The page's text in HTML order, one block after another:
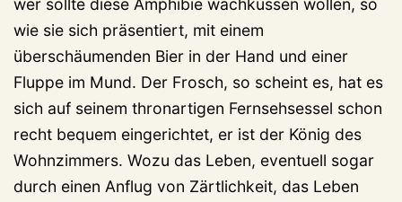
wer sollte diese Amphibie wachküssen wollen, so
wie sie sich präsentiert, mit einem
überschäumenden Bier in der Hand und einer
Fluppe im Mund. Der Frosch, so scheint es, hat es
sich auf seinem thronartigen Fernsehsessel schon
recht bequem eingerichtet, er ist der König des
Wohnzimmers. Wozu das Leben, eventuell sogar
durch einen Anflug von Zärtlichkeit, das Leben